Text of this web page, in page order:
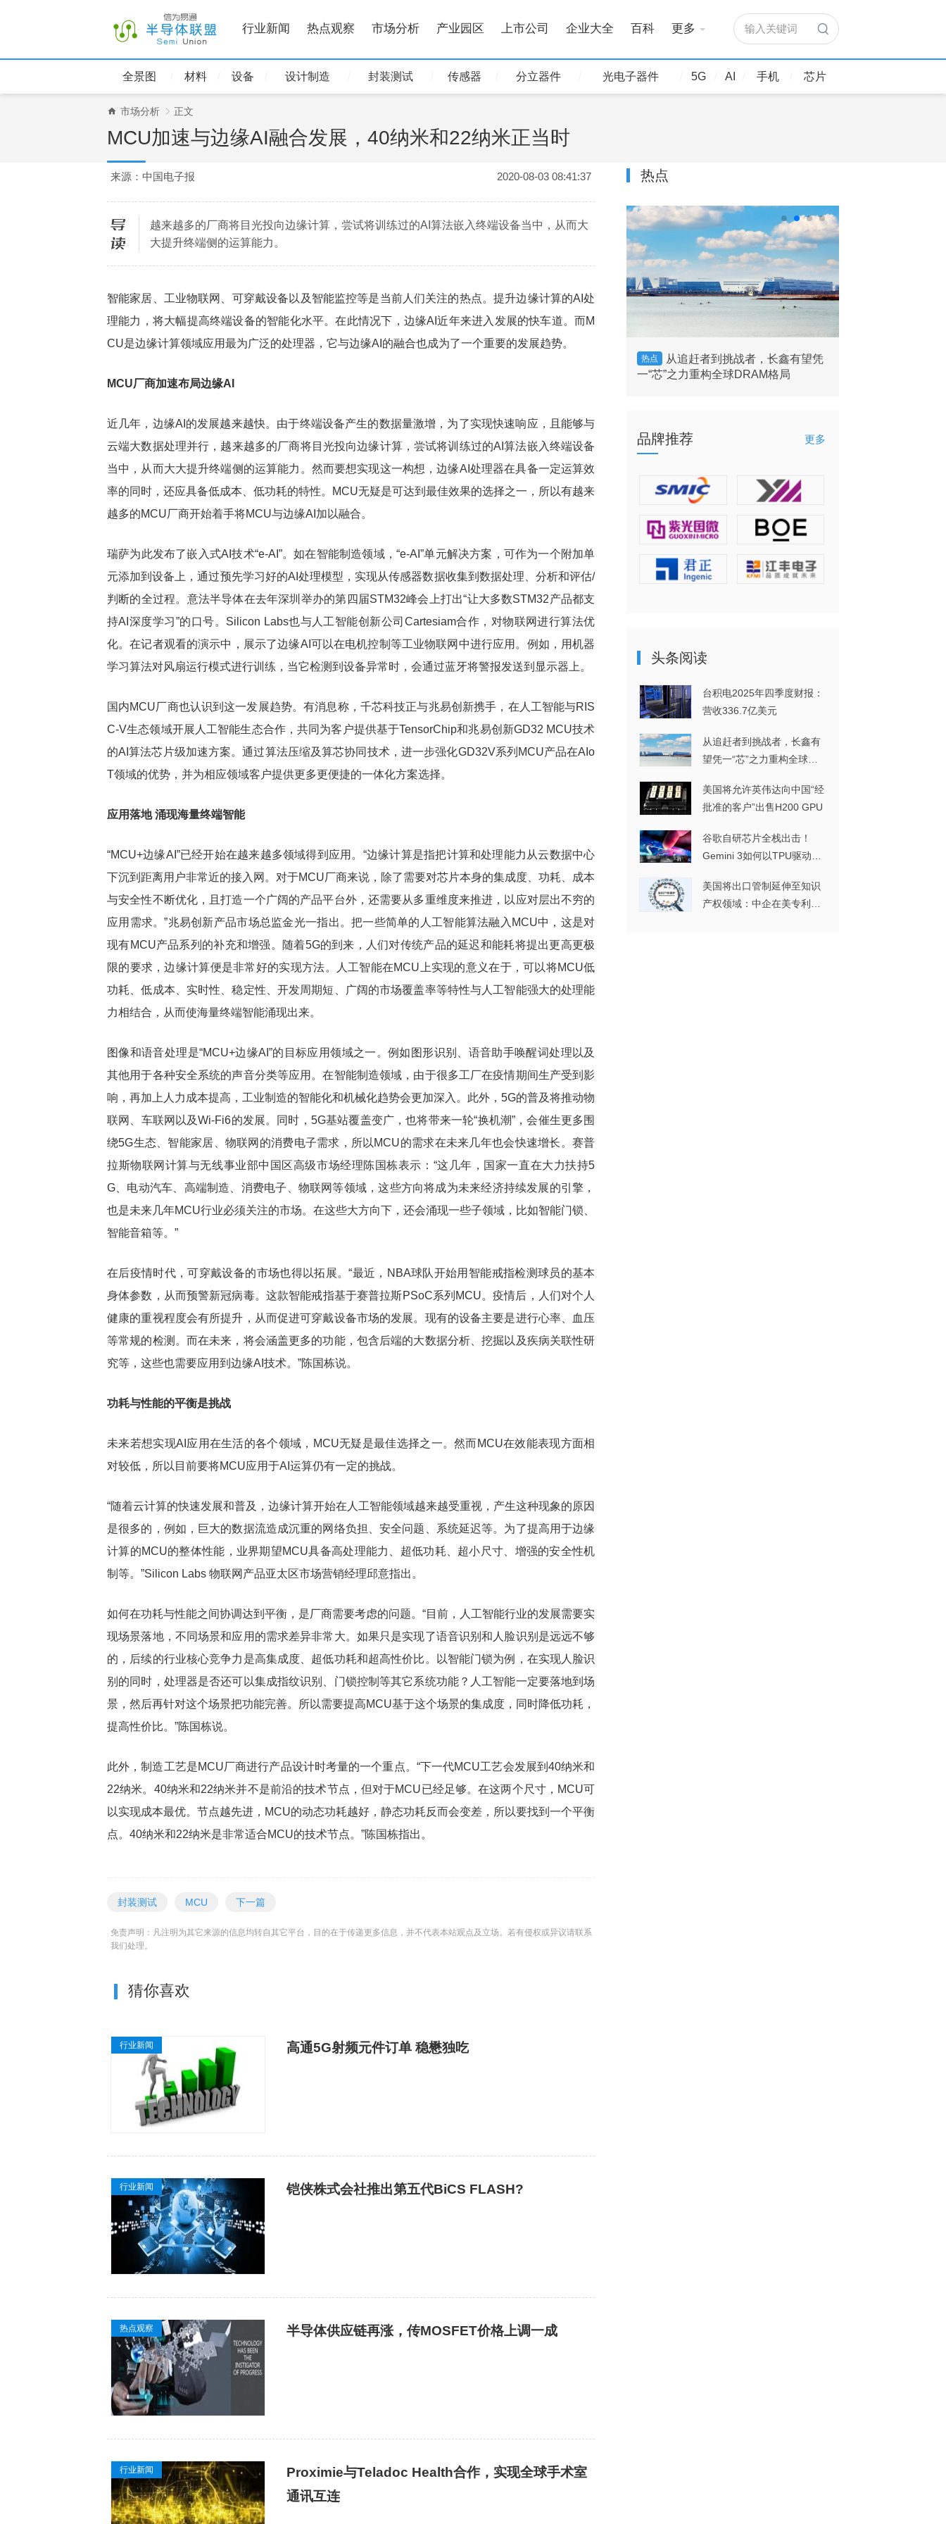
行业新闻 热点观察 市场分析 产业园区 上市公司 企业大全 百科 更多 输入关键词
全景图 材料 设备 设计制造 封装测试 传感器 分立器件 光电子器件 5G AI 手机 芯片
市场分析 正文
MCU加速与边缘AI融合发展，40纳米和22纳米正当时
来源：中国电子报 2020-08-03 08:41:37
越来越多的厂商将目光投向边缘计算，尝试将训练过的AI算法嵌入终端设备当中，从而大
大提升终端侧的运算能力。
智能家居、工业物联网、可穿戴设备以及智能监控等是当前人们关注的热点。提升边缘计算的AI处
理能力，将大幅提高终端设备的智能化水平。在此情况下，边缘AI近年来进入发展的快车道。而M
CU是边缘计算领域应用最为广泛的处理器，它与边缘AI的融合也成为了一个重要的发展趋势。
MCU厂商加速布局边缘AI
近几年，边缘AI的发展越来越快。由于终端设备产生的数据量激增，为了实现快速响应，且能够与
云端大数据处理并行，越来越多的厂商将目光投向边缘计算，尝试将训练过的AI算法嵌入终端设备
当中，从而大大提升终端侧的运算能力。然而要想实现这一构想，边缘AI处理器在具备一定运算效
率的同时，还应具备低成本、低功耗的特性。MCU无疑是可达到最佳效果的选择之一，所以有越来
越多的MCU厂商开始着手将MCU与边缘AI加以融合。
瑞萨为此发布了嵌入式AI技术“e-AI”。如在智能制造领域，“e-AI”单元解决方案，可作为一个附加单
元添加到设备上，通过预先学习好的AI处理模型，实现从传感器数据收集到数据处理、分析和评估/
判断的全过程。意法半导体在去年深圳举办的第四届STM32峰会上打出“让大多数STM32产品都支
持AI深度学习”的口号。Silicon Labs也与人工智能创新公司Cartesiam合作，对物联网进行算法优
化。在记者观看的演示中，展示了边缘AI可以在电机控制等工业物联网中进行应用。例如，用机器
学习算法对风扇运行模式进行训练，当它检测到设备异常时，会通过蓝牙将警报发送到显示器上。
国内MCU厂商也认识到这一发展趋势。有消息称，千芯科技正与兆易创新携手，在人工智能与RIS
C-V生态领域开展人工智能生态合作，共同为客户提供基于TensorChip和兆易创新GD32 MCU技术
的AI算法芯片级加速方案。通过算法压缩及算芯协同技术，进一步强化GD32V系列MCU产品在AIo
T领域的优势，并为相应领域客户提供更多更便捷的一体化方案选择。
应用落地 涌现海量终端智能
“MCU+边缘AI”已经开始在越来越多领域得到应用。“边缘计算是指把计算和处理能力从云数据中心
下沉到距离用户非常近的接入网。对于MCU厂商来说，除了需要对芯片本身的集成度、功耗、成本
与安全性不断优化，且打造一个广阔的产品平台外，还需要从多重维度来推进，以应对层出不穷的
应用需求。”兆易创新产品市场总监金光一指出。把一些简单的人工智能算法融入MCU中，这是对
现有MCU产品系列的补充和增强。随着5G的到来，人们对传统产品的延迟和能耗将提出更高更极
限的要求，边缘计算便是非常好的实现方法。人工智能在MCU上实现的意义在于，可以将MCU低
功耗、低成本、实时性、稳定性、开发周期短、广阔的市场覆盖率等特性与人工智能强大的处理能
力相结合，从而使海量终端智能涌现出来。
图像和语音处理是“MCU+边缘AI”的目标应用领域之一。例如图形识别、语音助手唤醒词处理以及
其他用于各种安全系统的声音分类等应用。在智能制造领域，由于很多工厂在疫情期间生产受到影
响，再加上人力成本提高，工业制造的智能化和机械化趋势会更加深入。此外，5G的普及将推动物
联网、车联网以及Wi-Fi6的发展。同时，5G基站覆盖变广，也将带来一轮“换机潮”，会催生更多围
绕5G生态、智能家居、物联网的消费电子需求，所以MCU的需求在未来几年也会快速增长。赛普
拉斯物联网计算与无线事业部中国区高级市场经理陈国栋表示：“这几年，国家一直在大力扶持5
G、电动汽车、高端制造、消费电子、物联网等领域，这些方向将成为未来经济持续发展的引擎，
也是未来几年MCU行业必须关注的市场。在这些大方向下，还会涌现一些子领域，比如智能门锁、
智能音箱等。”
在后疫情时代，可穿戴设备的市场也得以拓展。“最近，NBA球队开始用智能戒指检测球员的基本
身体参数，从而预警新冠病毒。这款智能戒指基于赛普拉斯PSoC系列MCU。疫情后，人们对个人
健康的重视程度会有所提升，从而促进可穿戴设备市场的发展。现有的设备主要是进行心率、血压
等常规的检测。而在未来，将会涵盖更多的功能，包含后端的大数据分析、挖掘以及疾病关联性研
究等，这些也需要应用到边缘AI技术。”陈国栋说。
功耗与性能的平衡是挑战
未来若想实现AI应用在生活的各个领域，MCU无疑是最佳选择之一。然而MCU在效能表现方面相
对较低，所以目前要将MCU应用于AI运算仍有一定的挑战。
“随着云计算的快速发展和普及，边缘计算开始在人工智能领域越来越受重视，产生这种现象的原因
是很多的，例如，巨大的数据流造成沉重的网络负担、安全问题、系统延迟等。为了提高用于边缘
计算的MCU的整体性能，业界期望MCU具备高处理能力、超低功耗、超小尺寸、增强的安全性机
制等。”Silicon Labs 物联网产品亚太区市场营销经理邱意指出。
如何在功耗与性能之间协调达到平衡，是厂商需要考虑的问题。“目前，人工智能行业的发展需要实
现场景落地，不同场景和应用的需求差异非常大。如果只是实现了语音识别和人脸识别是远远不够
的，后续的行业核心竞争力是高集成度、超低功耗和超高性价比。以智能门锁为例，在实现人脸识
别的同时，处理器是否还可以集成指纹识别、门锁控制等其它系统功能？人工智能一定要落地到场
景，然后再针对这个场景把功能完善。所以需要提高MCU基于这个场景的集成度，同时降低功耗，
提高性价比。”陈国栋说。
此外，制造工艺是MCU厂商进行产品设计时考量的一个重点。“下一代MCU工艺会发展到40纳米和
22纳米。40纳米和22纳米并不是前沿的技术节点，但对于MCU已经足够。在这两个尺寸，MCU可
以实现成本最优。节点越先进，MCU的动态功耗越好，静态功耗反而会变差，所以要找到一个平衡
点。40纳米和22纳米是非常适合MCU的技术节点。”陈国栋指出。
封装测试 MCU 下一篇
免责声明：凡注明为其它来源的信息均转自其它平台，目的在于传递更多信息，并不代表本站观点及立场。若有侵权或异议请联系
我们处理。
猜你喜欢
行业新闻 高通5G射频元件订单 稳懋独吃
行业新闻 铠侠株式会社推出第五代BiCS FLASH?
热点观察 半导体供应链再涨，传MOSFET价格上调一成
行业新闻
Proximie与Teladoc Health合作，实现全球手术室
通讯互连
热点
热点
从追赶者到挑战者，长鑫有望凭
一“芯”之力重构全球DRAM格局
品牌推荐 更多
头条阅读
台积电2025年四季度财报：
营收336.7亿美元
从追赶者到挑战者，长鑫有
望凭一“芯”之力重构全球
美国将允许英伟达向中国“经
批准的客户”出售H200 GPU
谷歌自研芯片全栈出击！
Gemini 3如何以TPU驱动实
美国将出口管制延伸至知识
产权领域：中企在美专利维